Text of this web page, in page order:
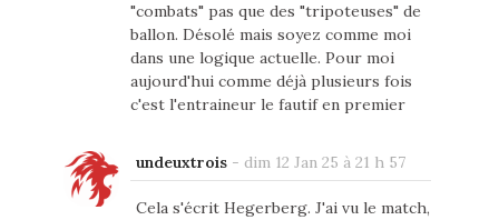
"combats" pas que des "tripoteuses" de
ballon. Désolé mais soyez comme moi
dans une logique actuelle. Pour moi
aujourd'hui comme déjà plusieurs fois
c'est l'entraineur le fautif en premier
undeuxtrois- dim 12 Jan 25 à 21 h 57
Cela s'écrit Hegerberg. J'ai vu le match,